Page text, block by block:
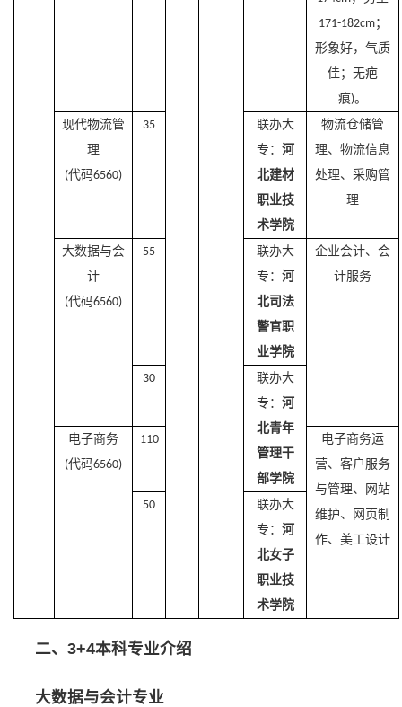
171-182cm；
形象好，气质
佳；无疤
痕)。
现代物流管
理
(代码6560)
35
联办大
专： 河
北建材
职业技
术学院
物流仓储管
理、物流信息
处理、采购管
理
大数据与会
计
(代码6560)
55
联办大
专： 河
北司法
警官职
业学院
企业会计、会
计服务
30
联办大
专： 河
北青年
管理干
部学院
电子商务
(代码6560)
110
电子商务运
营、客户服务
与管理、网站
维护、网页制
作、美工设计
50
联办大
专： 河
北女子
职业技
术学院
二、3+4本科专业介绍
大数据与会计专业